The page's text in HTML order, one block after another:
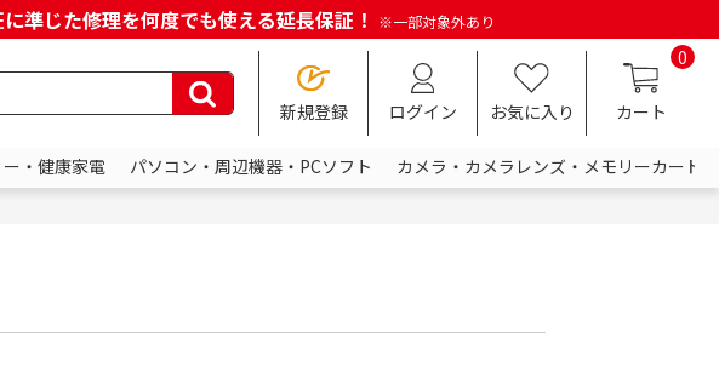
準じた修理を何度でも使える延長保証！ ※一部対象外あり
新規登録 ログイン お気に入り
0
カート
・健康家電 パソコン・周辺機器・PCソフト
カメラ・カメラレンズ・メモリーカード